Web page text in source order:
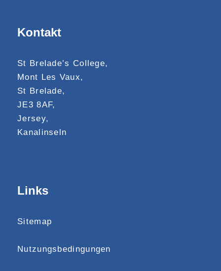
Kontakt
St Brelade’s College,
Mont Les Vaux,
St Brelade,
JE3 8AF,
Jersey,
Kanalinseln
Links
Sitemap
Nutzungsbedingungen